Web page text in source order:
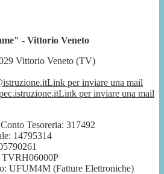
- Vittorio Veneto
Vittorio Veneto (TV)
Link per inviare una mail
Link per inviare una mail
Tesoreria: 317492
14795314
TVRH06000P
UFUM4M (Fatture Elettroniche)